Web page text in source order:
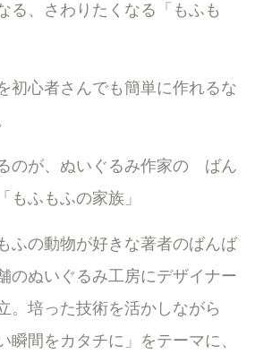
る、さわりたくなる「もふも
初心者さんでも簡単に作れるな
のが、ぬいぐるみ作家の ばん
もふもふの家族」
ふの動物が好きな著者のばんば
のぬいぐるみ工房にデザイナー
。培った技術を活かしながら
瞬間をカタチに」をテーマに、